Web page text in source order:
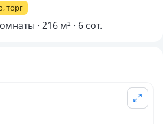
торг
· 216 м² · 6 сот.